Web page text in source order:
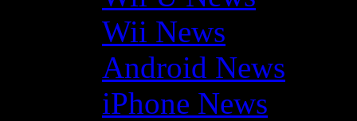
Wii News
Android News
iPhone News